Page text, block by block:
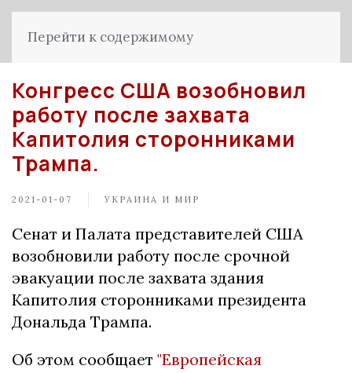
Перейти к содержимому
Конгресс США возобновил
работу после захвата
Капитолия сторонниками
Трампа.
2021-01-07 УКРАИНА И МИР
Сенат и Палата представителей США
возобновили работу после срочной
эвакуации после захвата здания
Капитолия сторонниками президента
Дональда Трампа.
Об этом сообщает "Европейская